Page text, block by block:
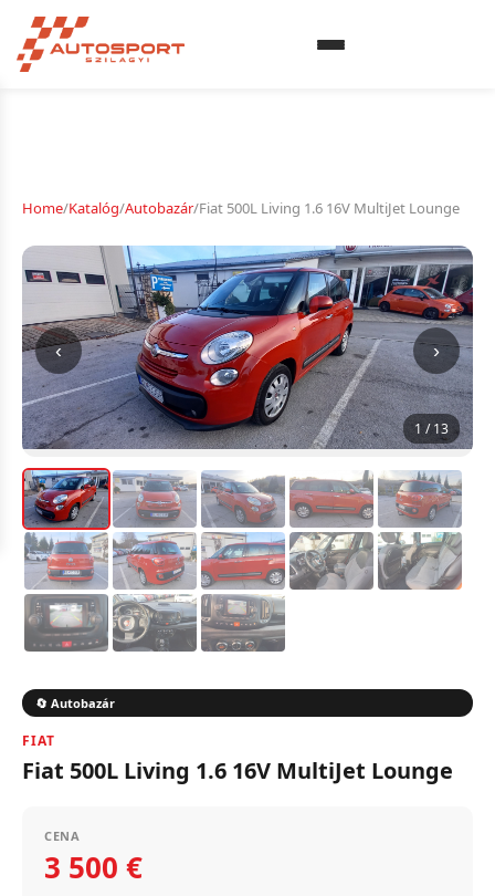
Home/Katalóg/Autobazár/Fiat 500L Living 1.6 16V MultiJet Lounge
‹ ›
1 / 13
🔄 Autobazár
FIAT
Fiat 500L Living 1.6 16V MultiJet Lounge
CENA
3 500 €